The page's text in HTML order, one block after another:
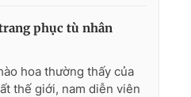
phục tù nhân
hoa thường thấy của
thế giới, nam diễn viên